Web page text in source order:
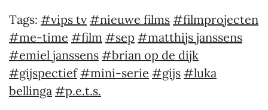
Tags: #vips tv #nieuwe films #filmprojecten
#me-time #film #sep #matthijs janssens
#emiel janssens #brian op de dijk
#gijspectief #mini-serie #gijs #luka
bellinga #p.e.t.s.